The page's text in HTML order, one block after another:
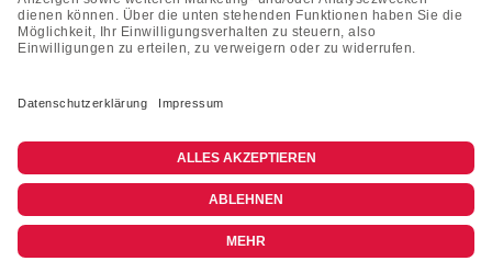
Vertrag widerrufen
KONTAKT
Montag-Freitag 10:00-18:00 Uhr
shop@dienadel.de
Kieler Str. 18 - 41540 Dormagen